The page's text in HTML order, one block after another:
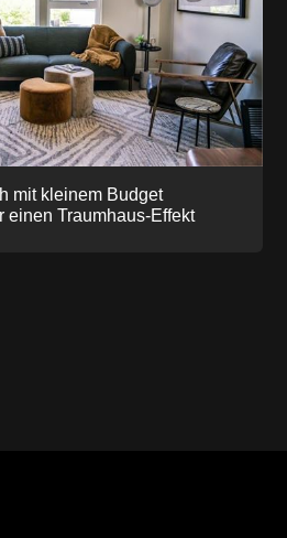
mit kleinem Budget
einen Traumhaus-Effekt